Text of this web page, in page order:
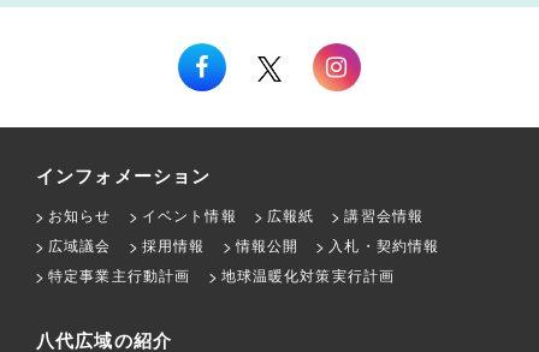
インフォメーション
お知らせ イベント情報 広報紙
講習会情報
広域議会
採用情報 情報公開
入札・契約情報
特定事業主行動計画
地球温暖化対策実行計画
八代広域の紹介